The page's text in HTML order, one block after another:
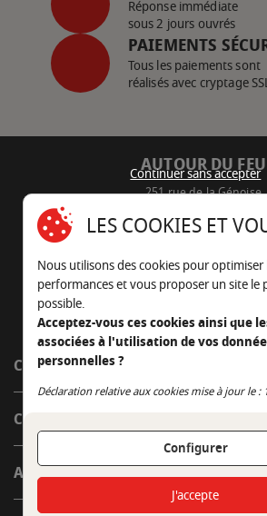
Réponse immédiate
sous 2 jours ouvrés
PAIEMENTS
Tous les paiements sont
réalisés avec cryptage
AUTOUR DU FEU
251 rue de la Génoise
05 45 22 98
Nous envoyer un e-mail
CÔTÉ OUTDOOR
CÔTÉ INDOOR
AUTOUR DE LA TABLE
Continuer sans accepter
LES COOKIES ET
Nous utilisons des cookies pour optimiser
performances et vous proposer un site le
possible.
Acceptez-vous ces cookies ainsi que
associées à l'utilisation de vos
personnelles ?
Déclaration relative aux cookies mise à jour le :
Configurer
Continuer sans accepter
J'accepte